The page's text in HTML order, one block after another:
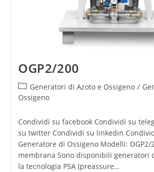
OGP2/200
Generatori di Azoto e Ossigeno /
Ossigeno
Condividi su facebook Condividi su
su twitter Condividi su linkedin
Generatore di Ossigeno Modelli: OGP2/
membrana Sono disponibili generatori
la tecnologia PSA (preassure…